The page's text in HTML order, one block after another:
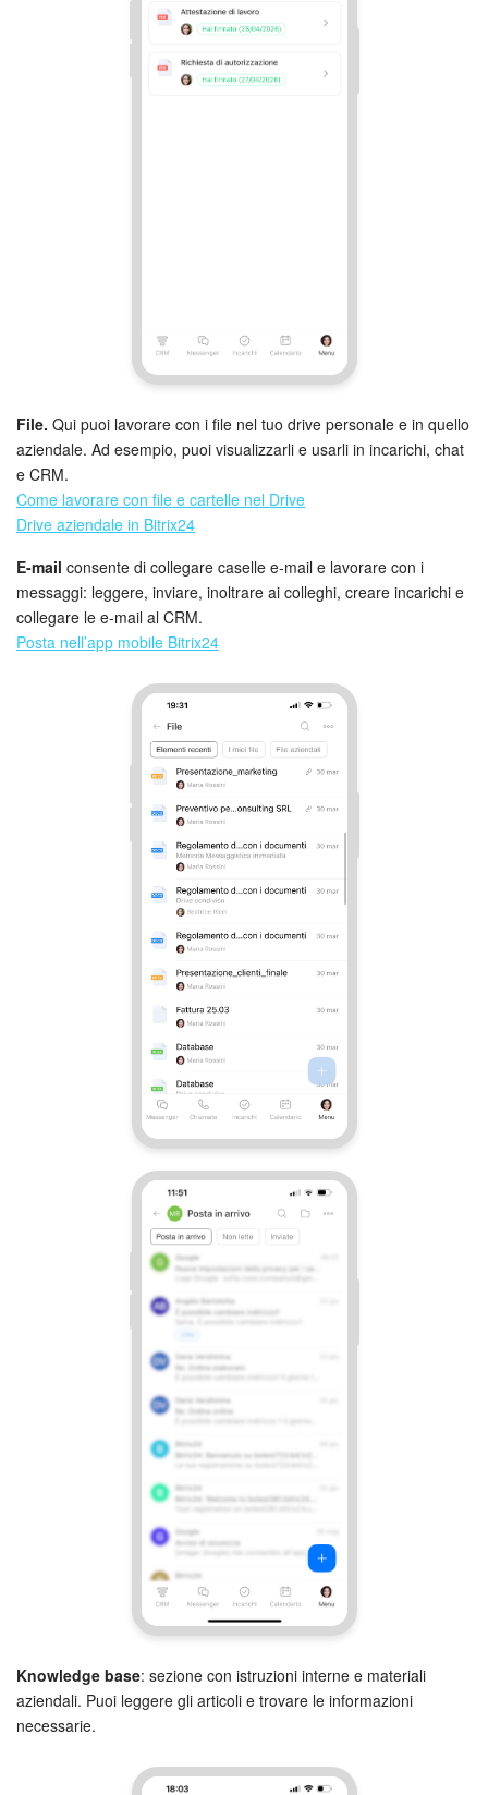
File. Qui puoi lavorare con i file nel tuo drive personale e in quello
aziendale. Ad esempio, puoi visualizzarli e usarli in incarichi, chat
e CRM.
Come lavorare con file e cartelle nel Drive
Drive aziendale in Bitrix24
E-mail consente di collegare caselle e-mail e lavorare con i
messaggi: leggere, inviare, inoltrare ai colleghi, creare incarichi e
collegare le e-mail al CRM.
Posta nell’app mobile Bitrix24
Knowledge base: sezione con istruzioni interne e materiali
aziendali. Puoi leggere gli articoli e trovare le informazioni
necessarie.